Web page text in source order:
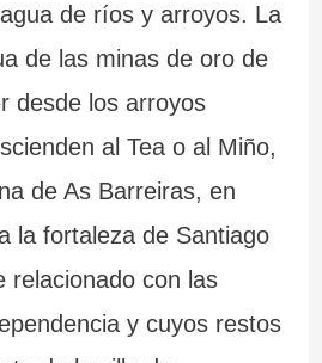
de ríos y arroyos. La
de las minas de oro de
desde los arroyos
al Tea o al Miño,
de As Barreiras, en
la fortaleza de Santiago
relacionado con las
y cuyos restos